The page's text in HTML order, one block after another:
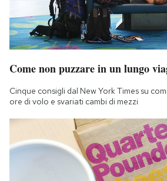
Come non puzzare in un lungo
Cinque consigli dal New York Times su
ore di volo e svariati cambi di mezzi